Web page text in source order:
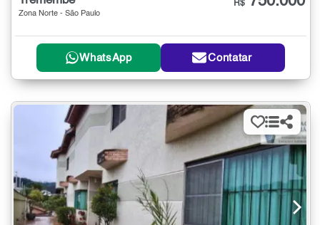
Zona Norte - São Paulo
R$
WhatsApp Contatar